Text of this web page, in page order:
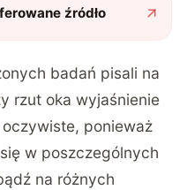
źródło
badań pisali na
rzut oka wyjaśnienie
ponieważ
w poszczególnych
na różnych